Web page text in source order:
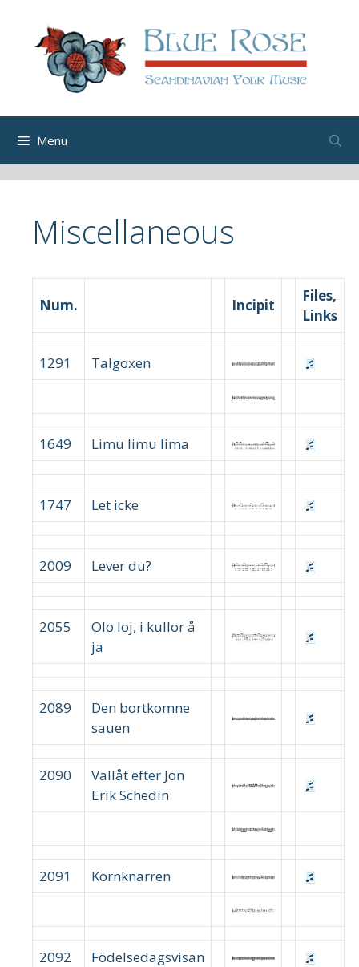
content
Menu
Miscellaneous
Num. Incipit
Files,
Links
1291 Talgoxen
1649 Limu limu lima
1747 Let icke
2009 Lever du?
2055
Olo loj, i kullor å
ja
2089
Den bortkomne
sauen
2090
Vallåt efter Jon
Erik Schedin
2091 Kornknarren
2092 Födelsedagsvisan